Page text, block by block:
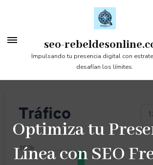
contenido
(presiona
seo-
Impulsando tu presencia digital con
desafían los límites.
Optimiza tu
Línea con SEO